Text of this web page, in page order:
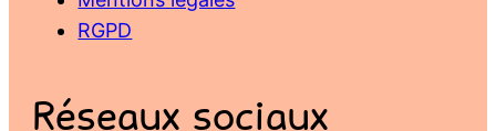
RGPD
Réseaux sociaux